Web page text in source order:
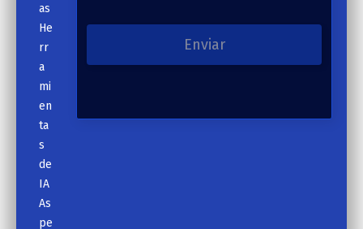
as
He
rr
a
mi
en
ta
s
de
IA
As
pe